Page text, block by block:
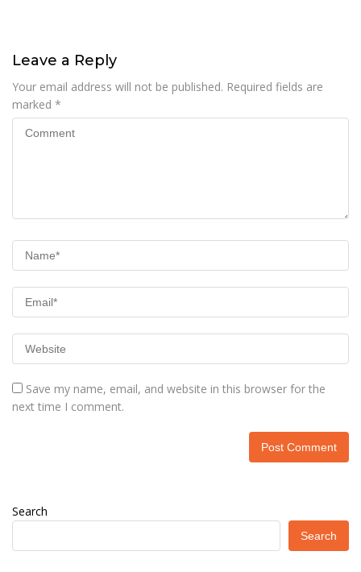
Wilayah Binaan
Leave a Reply
Your email address will not be published. Required fields are
marked *
Save my name, email, and website in this browser for the
next time I comment.
Search
Search